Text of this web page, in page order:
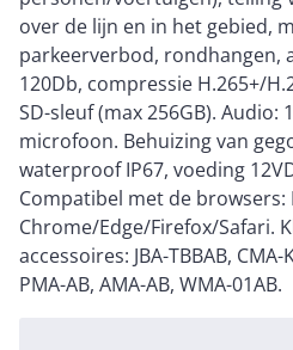
over de lijn en in het gebied,
parkeerverbod, rondhangen,
120Db, compressie H.265+/
SD-sleuf (max 256GB). Audio:
microfoon. Behuizing van
waterproof IP67, voeding
Compatibel met de browsers:
Chrome/Edge/Firefox/Safari.
accessoires: JBA-TBBAB, CMA-
PMA-AB, AMA-AB, WMA-01AB.